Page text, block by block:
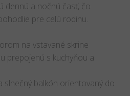
dennú a nočnú časť, čo
pre celú rodinu.
na vstavané skrine
prepojenú s kuchyňou a
slnečný balkón orientovaný do